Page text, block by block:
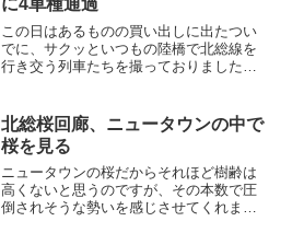
が幸いするかわかりませんね。ことは必
然、運は今。さ、今日も撮り行くぞ
に4車種通過
この日はあるものの買い出しに出たつい
でに、サクッといつもの陸橋で北総線を
行き交う列車たちを撮っておりました。
「北総開発鉄道」と呼ばれていた頃は、
朝ラッシュ時以外は運転本数も少なくて
ローカル線然としていたものでした。
北総桜回廊、ニュータウンの中で
桜を見る
ニュータウンの桜だからそれほど樹齢は
高くないと思うのですが、その本数で圧
倒されそうな勢いを感じさせてくれま